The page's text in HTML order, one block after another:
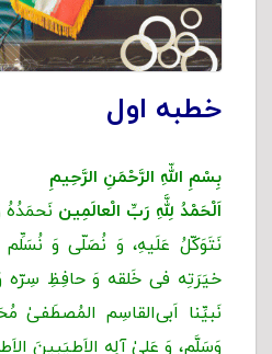
خطبه اول
بِسْمِ اللّهِ الرَّحْمَنِ الرَّحِیمِ
اَلْحَمْدُ لِلَّهِ رَبِّ الْعالَمِین نَحمَدُهُ
نَتَوَکّلُ عَلَیهِ، وَ نُصَلّی وَ
خیَرَتِه فی خَلقه وَ حافِظِ سِرّه
نَبیِّنا اَبی‌القاسِم المُصطَفیٰ
وَسَلَّم، وَ عَلیٰ آلِه الاَطیَبینَ